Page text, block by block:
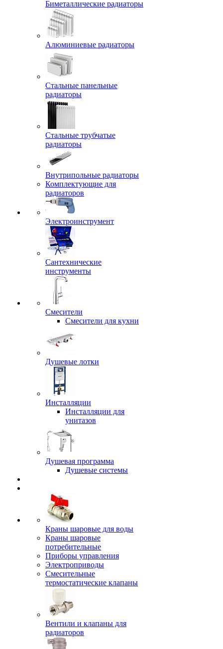
Биметаллические радиаторы
Алюминиевые радиаторы
Стальные панельные
радиаторы
Стальные трубчатые
радиаторы
Внутрипольные радиаторы
Комплектующие для
радиаторов
Электроинструмент
Сантехнические
инструменты
Смесители
Смесители для кухни
Душевые лотки
Инсталляции
Инсталляции для
унитазов
Душевая программа
Душевые системы
Краны шаровые для воды
Краны шаровые
потребительные
Приборы управления
Электроприводы
Смесительные
термостатические клапаны
Вентили и клапаны для
радиаторов